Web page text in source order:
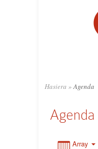
Hasiera » Agenda
Agenda
Array